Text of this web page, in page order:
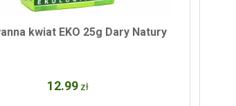
kwiat EKO 25g Dary Natury
12.99 zł